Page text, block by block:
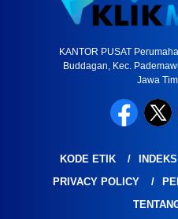
KANTOR PUSAT
Buddagan, Kec.
Jawa
KODE ETIK INDEKS
PRIVACY POLICY